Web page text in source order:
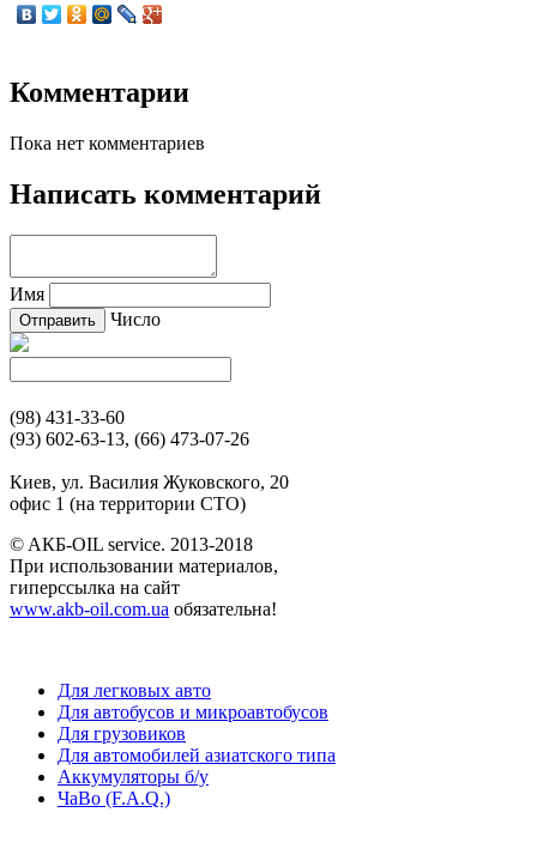
Комментарии
Пока нет комментариев
Написать комментарий
Имя
Число
(98) 431-33-60
(93) 602-63-13, (66) 473-07-26
Киев, ул. Василия Жуковского, 20
офис 1 (на территории СТО)
© AКБ-OIL service. 2013-2018
При использовании материалов,
гиперссылка на сайт
www.akb-oil.com.ua обязательна!
Для легковых авто
Для автобусов и микроавтобусов
Для грузовиков
Для автомобилей азиатского типа
Аккумуляторы б/у
ЧаВо (F.A.Q.)